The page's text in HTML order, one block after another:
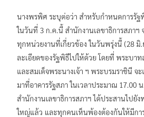
นางพรพิศ ระบุต่อว่า สำหรับกำหนดการรัฐ
ในวันที่ 3 ก.ค.นี้ สำนักงานเลขาธิการสภาฯ
ทุกหน่วยงานที่เกี่ยวข้อง ในวันพรุ่งนี้ (28 มิ
ละเอียดของรัฐพิธีไปให้ด้วย โดยที่ พระบาท
และสมเด็จพระนางเจ้า ฯ พระบรมราชินี จ
มาที่อาคารรัฐสภา ในเวลาประมาณ 17.00
สำนักงานเลขาธิการสภาฯ ได้ประสานไปยัง
ใหญ่แล้ว และทุกคนเห็นพ้องต้องกันให้มีกา